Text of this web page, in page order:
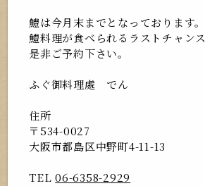
鱧は今月末までとなっております。
鱧料理が食べられるラストチャンス
是非ご予約下さい。
ふぐ御料理處 でん
住所
〒534-0027
大阪市都島区中野町4-11-13
TEL06-6358-2929